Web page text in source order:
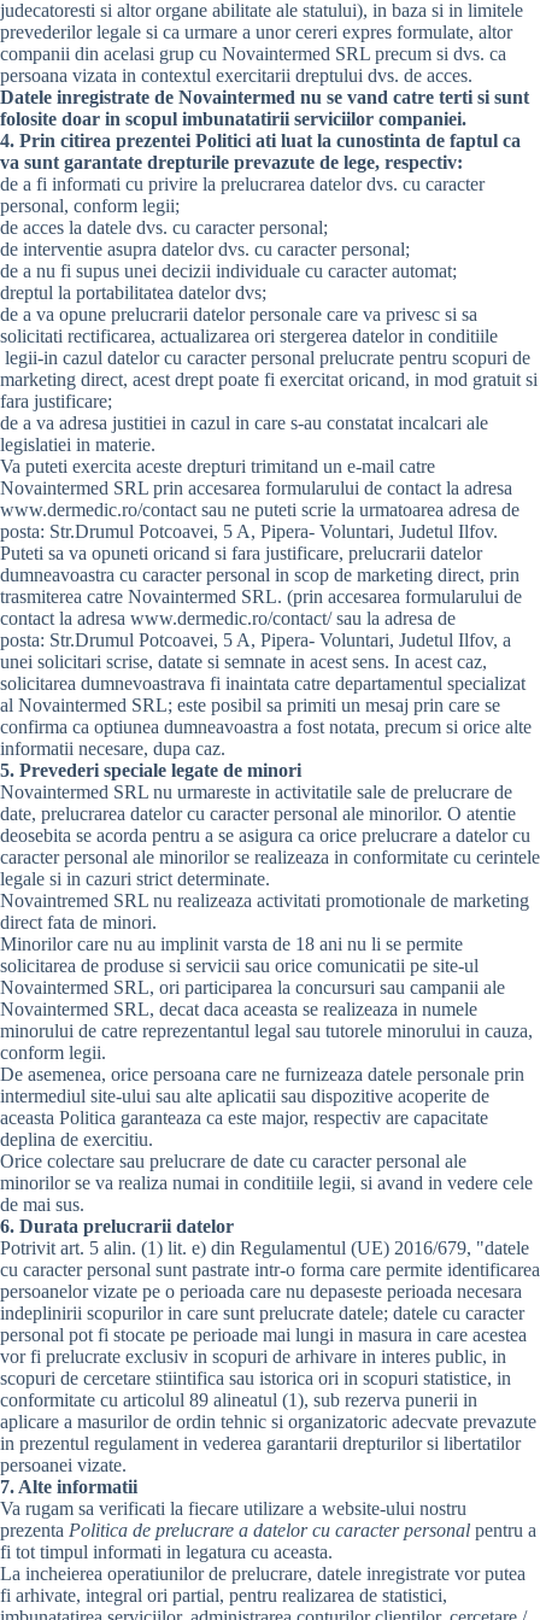
judecatoresti si altor organe abilitate ale statului), in baza si in limitele
prevederilor legale si ca urmare a unor cereri expres formulate, altor
companii din acelasi grup cu Novaintermed SRL precum si dvs. ca
persoana vizata in contextul exercitarii dreptului dvs. de acces.
Datele inregistrate de Novaintermed nu se vand catre terti si sunt
folosite doar in scopul imbunatatirii serviciilor companiei.
4. Prin citirea prezentei Politici ati luat la cunostinta de faptul ca
va sunt garantate drepturile prevazute de lege, respectiv:
de a fi informati cu privire la prelucrarea datelor dvs. cu caracter
personal, conform legii;
de acces la datele dvs. cu caracter personal;
de interventie asupra datelor dvs. cu caracter personal;
de a nu fi supus unei decizii individuale cu caracter automat;
dreptul la portabilitatea datelor dvs;
de a va opune prelucrarii datelor personale care va privesc si sa
solicitati rectificarea, actualizarea ori stergerea datelor in conditiile
legii-in cazul datelor cu caracter personal prelucrate pentru scopuri de
marketing direct, acest drept poate fi exercitat oricand, in mod gratuit si
fara justificare;
de a va adresa justitiei in cazul in care s-au constatat incalcari ale
legislatiei in materie.
Va puteti exercita aceste drepturi trimitand un e-mail catre
Novaintermed SRL prin accesarea formularului de contact la adresa
www.dermedic.ro/contact sau ne puteti scrie la urmatoarea adresa de
posta: Str.Drumul Potcoavei, 5 A, Pipera- Voluntari, Judetul Ilfov.
Puteti sa va opuneti oricand si fara justificare, prelucrarii datelor
dumneavoastra cu caracter personal in scop de marketing direct, prin
trasmiterea catre Novaintermed SRL. (prin accesarea formularului de
contact la adresa www.dermedic.ro/contact/ sau la adresa de
posta: Str.Drumul Potcoavei, 5 A, Pipera- Voluntari, Judetul Ilfov, a
unei solicitari scrise, datate si semnate in acest sens. In acest caz,
solicitarea dumnevoastrava fi inaintata catre departamentul specializat
al Novaintermed SRL; este posibil sa primiti un mesaj prin care se
confirma ca optiunea dumneavoastra a fost notata, precum si orice alte
informatii necesare, dupa caz.
5. Prevederi speciale legate de minori
Novaintermed SRL nu urmareste in activitatile sale de prelucrare de
date, prelucrarea datelor cu caracter personal ale minorilor. O atentie
deosebita se acorda pentru a se asigura ca orice prelucrare a datelor cu
caracter personal ale minorilor se realizeaza in conformitate cu cerintele
legale si in cazuri strict determinate.
Novaintremed SRL nu realizeaza activitati promotionale de marketing
direct fata de minori.
Minorilor care nu au implinit varsta de 18 ani nu li se permite
solicitarea de produse si servicii sau orice comunicatii pe site-ul
Novaintermed SRL, ori participarea la concursuri sau campanii ale
Novaintermed SRL, decat daca aceasta se realizeaza in numele
minorului de catre reprezentantul legal sau tutorele minorului in cauza,
conform legii.
De asemenea, orice persoana care ne furnizeaza datele personale prin
intermediul site-ului sau alte aplicatii sau dispozitive acoperite de
aceasta Politica garanteaza ca este major, respectiv are capacitate
deplina de exercitiu.
Orice colectare sau prelucrare de date cu caracter personal ale
minorilor se va realiza numai in conditiile legii, si avand in vedere cele
de mai sus.
6. Durata prelucrarii datelor
Potrivit art. 5 alin. (1) lit. e) din Regulamentul (UE) 2016/679, "datele
cu caracter personal sunt pastrate intr-o forma care permite identificarea
persoanelor vizate pe o perioada care nu depaseste perioada necesara
indeplinirii scopurilor in care sunt prelucrate datele; datele cu caracter
personal pot fi stocate pe perioade mai lungi in masura in care acestea
vor fi prelucrate exclusiv in scopuri de arhivare in interes public, in
scopuri de cercetare stiintifica sau istorica ori in scopuri statistice, in
conformitate cu articolul 89 alineatul (1), sub rezerva punerii in
aplicare a masurilor de ordin tehnic si organizatoric adecvate prevazute
in prezentul regulament in vederea garantarii drepturilor si libertatilor
persoanei vizate.
7. Alte informatii
Va rugam sa verificati la fiecare utilizare a website-ului nostru
prezenta Politica de prelucrare a datelor cu caracter personal pentru a
fi tot timpul informati in legatura cu aceasta.
La incheierea operatiunilor de prelucrare, datele inregistrate vor putea
fi arhivate, integral ori partial, pentru realizarea de statistici,